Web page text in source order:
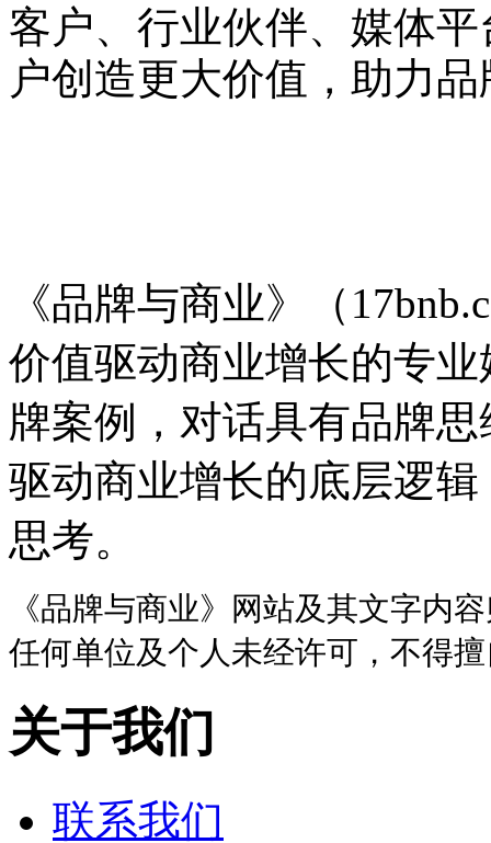
客户、行业伙伴、媒体
户创造更大价值，助力
《品牌与商业》（
价值驱动商业增长的专
牌案例，对话具有品牌
驱动商业增长的底层逻
思考。
《品牌与商业》网站及其文字内
任何单位及个人未经许可，不得
关于我们
联系我们